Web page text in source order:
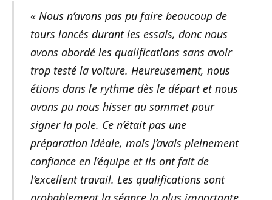
« Nous n’avons pas pu faire beaucoup de
tours lancés durant les essais, donc nous
avons abordé les qualifications sans avoir
trop testé la voiture. Heureusement, nous
étions dans le rythme dès le départ et nous
avons pu nous hisser au sommet pour
signer la pole. Ce n’était pas une
préparation idéale, mais j’avais pleinement
confiance en l’équipe et ils ont fait de
l’excellent travail. Les qualifications sont